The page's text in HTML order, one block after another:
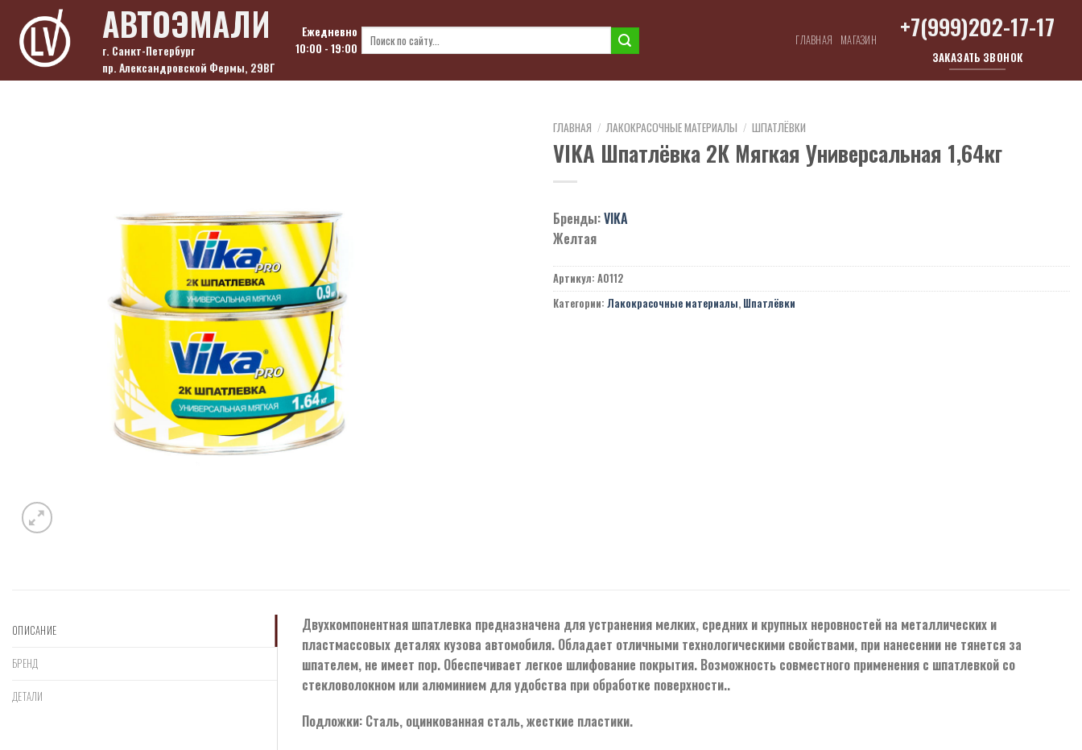
content
АВТОЭМАЛИ
г. Санкт-Петербург
пр. Александровской Фермы, 29ВГ
Ежедневно
10:00 - 19:00
Искать: ГЛАВНАЯ МАГАЗИН +7(999)202-17-17
ЗАКАЗАТЬ ЗВОНОК
ГЛАВНАЯ / ЛАКОКРАСОЧНЫЕ МАТЕРИАЛЫ / ШПАТЛЁВКИ
VIKA Шпатлёвка 2К Мягкая Универсальная 1,64кг
Бренды:VIKA
Желтая
Артикул: A0112
Категории: Лакокрасочные материалы, Шпатлёвки
ОПИСАНИЕ
БРЕНД
ДЕТАЛИ
Двухкомпонентная шпатлевка предназначена для устранения мелких, средних и крупных неровностей на металлических и
пластмассовых деталях кузова автомобиля. Обладает отличными технологическими свойствами, при нанесении не тянется за
шпателем, не имеет пор. Обеспечивает легкое шлифование покрытия. Возможность совместного применения с шпатлевкой со
стекловолокном или алюминием для удобства при обработке поверхности..
Подложки: Сталь, оцинкованная сталь, жесткие пластики.